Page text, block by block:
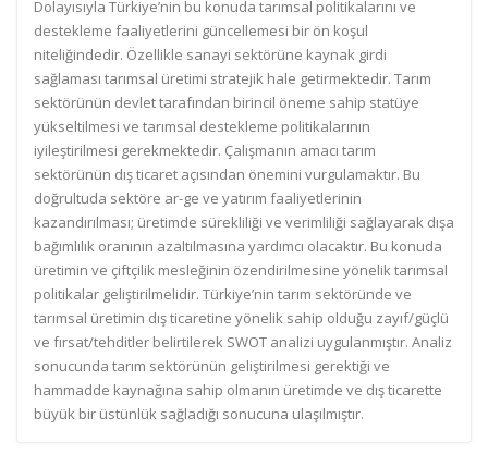
Dolayısıyla Türkiye’nin bu konuda tarımsal politikalarını ve
destekleme faaliyetlerini güncellemesi bir ön koşul
niteliğindedir. Özellikle sanayi sektörüne kaynak girdi
sağlaması tarımsal üretimi stratejik hale getirmektedir. Tarım
sektörünün devlet tarafından birincil öneme sahip statüye
yükseltilmesi ve tarımsal destekleme politikalarının
iyileştirilmesi gerekmektedir. Çalışmanın amacı tarım
sektörünün dış ticaret açısından önemini vurgulamaktır. Bu
doğrultuda sektöre ar-ge ve yatırım faaliyetlerinin
kazandırılması; üretimde sürekliliği ve verimliliği sağlayarak dışa
bağımlılık oranının azaltılmasına yardımcı olacaktır. Bu konuda
üretimin ve çiftçilik mesleğinin özendirilmesine yönelik tarımsal
politikalar geliştirilmelidir. Türkiye’nin tarım sektöründe ve
tarımsal üretimin dış ticaretine yönelik sahip olduğu zayıf/güçlü
ve fırsat/tehditler belirtilerek SWOT analizi uygulanmıştır. Analiz
sonucunda tarım sektörünün geliştirilmesi gerektiği ve
hammadde kaynağına sahip olmanın üretimde ve dış ticarette
büyük bir üstünlük sağladığı sonucuna ulaşılmıştır.